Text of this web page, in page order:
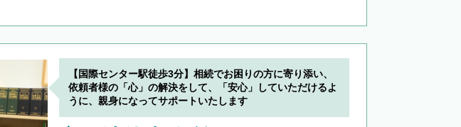
【国際センター駅徒歩3分】相続でお困りの方に寄り添い、
依頼者様の「心」の解決をして、「安心」していただけるよ
うに、親身になってサポートいたします